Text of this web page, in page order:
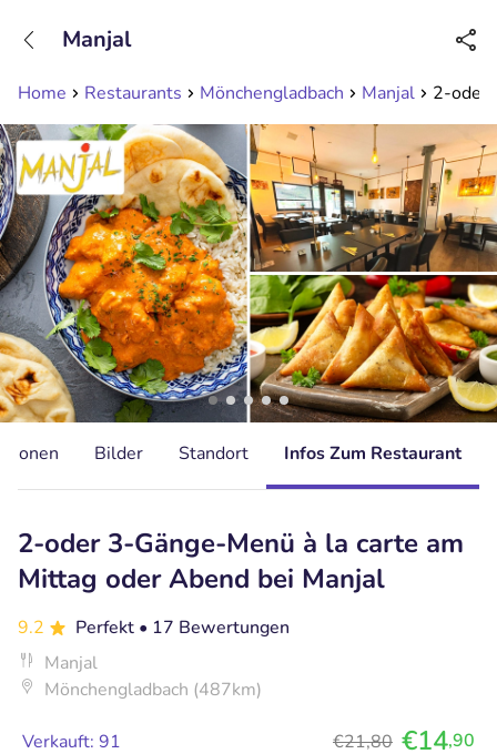
Erreichbar bis 23:00 Uhr (max 0,09€/Min)
Home Restaurants Mönchengladbach Manjal 2-oder
Manjal
Bilder Standort Infos Zum Restaurant
2-oder 3-Gänge-Menü à la carte am
Mittag oder Abend bei Manjal
9.2 Perfekt • 17 Bewertungen
Manjal
Mönchengladbach (487km)
Verkauft: 91 €21,80 €14,90